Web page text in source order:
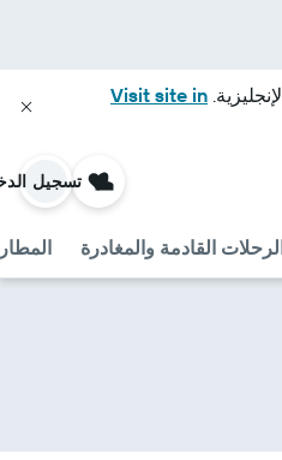
Visit site in
الرحلات القادمة والمغادرة
تسجيل